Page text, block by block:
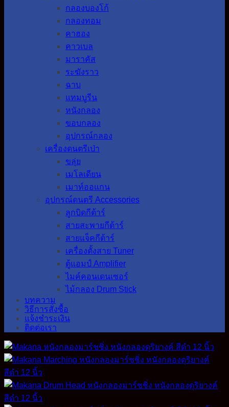
กลองบองโก้
กลองทอม
คาฮอง
คาวเบล
มาราคัส
ระฆังราว
ฉาบ
แทมบูรีน
หนังกลอง
ขอบกลอง
อุปกรณ์กลอง
เครื่องดนตรีเป่า
ขลุ่ย
เมโลเดียน
เมาท์ออแกน
อุปกรณ์ดนตรี Accessories
ลูกบิดกีต้าร์
สายสะพายกีต้าร์
สายแจ็คกีต้าร์
เครื่องตั้งสาย Tuner
ตู้แอมป์ Amplifier
ไมค์คอนเดนเซอร์
ไม้กลอง Drum Stick
บทความ
วิธีการสั่งซื้อ
แจ้งชำระเงิน
ติดต่อเรา